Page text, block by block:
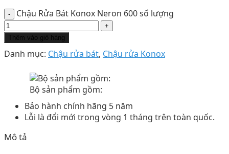
Chậu Rửa Bát Konox Neron 600 số lượng
Thêm vào giỏ hàng
Danh mục: Chậu rửa bát, Chậu rửa Konox
Bộ sản phẩm gồm:
Bảo hành chính hãng 5 năm
Lỗi là đổi mới trong vòng 1 tháng trên toàn quốc.
Mô tả